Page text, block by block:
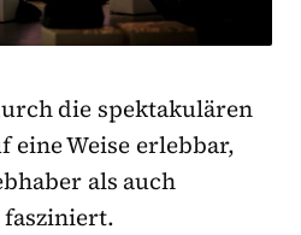
die spektakulären
eine Weise erlebbar,
als auch